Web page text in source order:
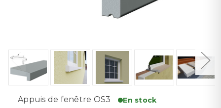
Appuis de fenêtre OS3 En stock